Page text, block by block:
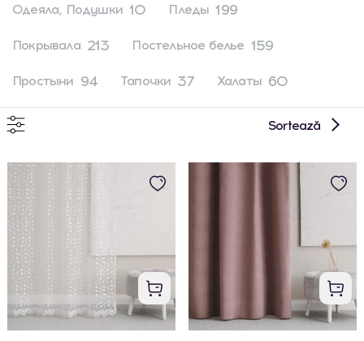
Одеяла, Подушки 10 Пледы 199
Покрывала 213 Постельное белье 159
Простыни 94 Тапочки 37 Халаты 60
Sortează